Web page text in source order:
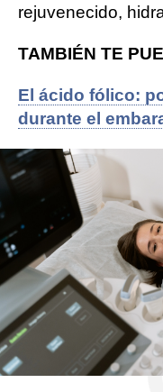
rejuvenecido,
TAMBIÉN TE
El ácido fólico:
durante el
Cosméticos
Novamas » Belleza